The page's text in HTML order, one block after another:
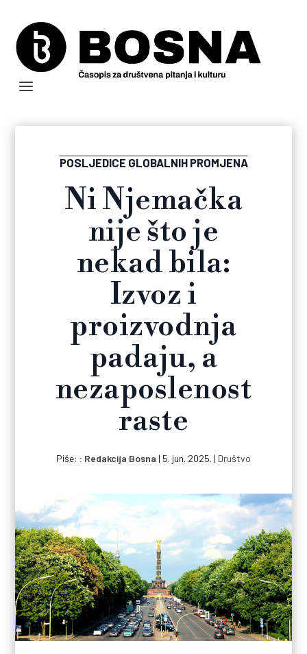
POSLJEDICE GLOBALNIH PROMJENA
Ni Njemačka
nije što je
nekad bila:
Izvoz i
proizvodnja
padaju, a
nezaposlenost
raste
Piše: Redakcija Bosna | 5. jun. 2025. | Društvo